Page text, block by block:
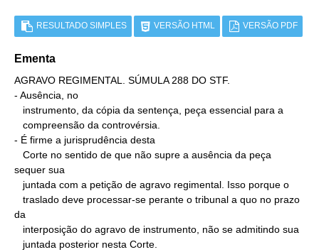
RESULTADO SIMPLES VERSÃO HTML VERSÃO PDF
Ementa
AGRAVO REGIMENTAL. SÚMULA 288 DO STF.
- Ausência, no
- É firme a jurisprudência desta
sequer sua
da